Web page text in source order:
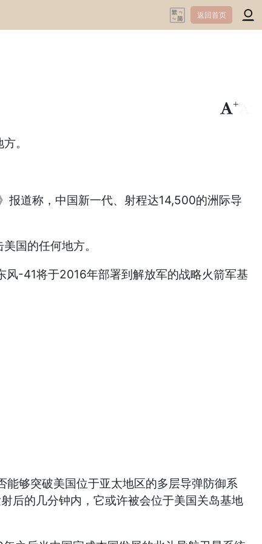
返回首页
+
。
道称，中国新一代、射程达14,500的洲际导
国的任何地方。
-41将于2016年部署到解放军的战略火箭军基
够突破美国位于亚太地区的多层导弹防御系
后的几分钟内，它或许被会位于美国关岛基地